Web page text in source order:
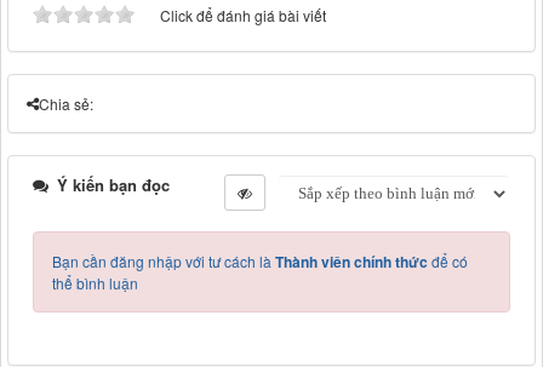
Click để đánh giá bài viết
Chia sẻ:
Ý kiến bạn đọc
Bạn cần đăng nhập với tư cách là Thành viên chính thứcđể có
thể bình luận